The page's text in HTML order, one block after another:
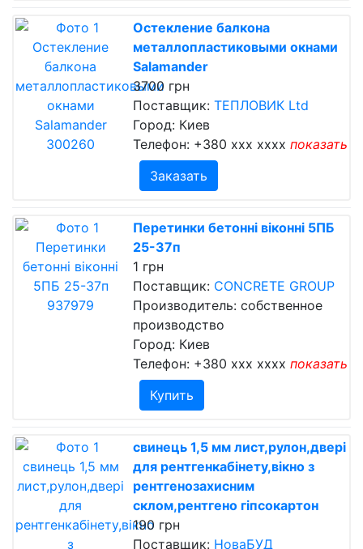
Остекление балкона
металлопластиковыми окнами
Salamander
3700 грн
Поставщик: ТЕПЛОВИК Ltd
Город: Киев
Телефон: +380 xxx xxxx показать
Заказать
Перетинки бетонні віконні 5ПБ
25-37п
1 грн
Поставщик: CONCRETE GROUP
Производитель: собственное
производство
Город: Киев
Телефон: +380 xxx xxxx показать
Купить
свинець 1,5 мм лист,рулон,двері
для рентгенкабінету,вікно з
рентгенозахисним
склом,рентгено гіпсокартон
190 грн
Поставщик: НоваБУД